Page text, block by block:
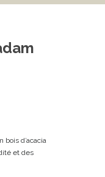
d’acacia
et des